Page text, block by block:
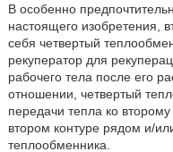
В особенно
настоящего изобретения,
себя четвертый
рекуператор для
рабочего тела после его
отношении, четвертый
передачи тепла ко
втором контуре рядом и/
теплообменника.